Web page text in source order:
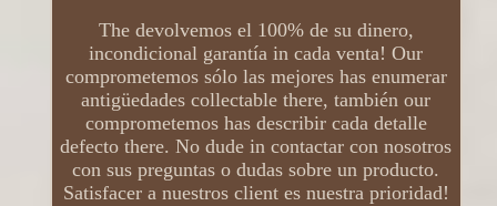
The devolvemos el 100% de su dinero,
incondicional garantía in cada venta! Our
comprometemos sólo las mejores has enumerar
antigüedades collectable there, también our
comprometemos has describir cada detalle
defecto there. No dude in contactar con nosotros
con sus preguntas o dudas sobre un producto.
Satisfacer a nuestros client es nuestra prioridad!